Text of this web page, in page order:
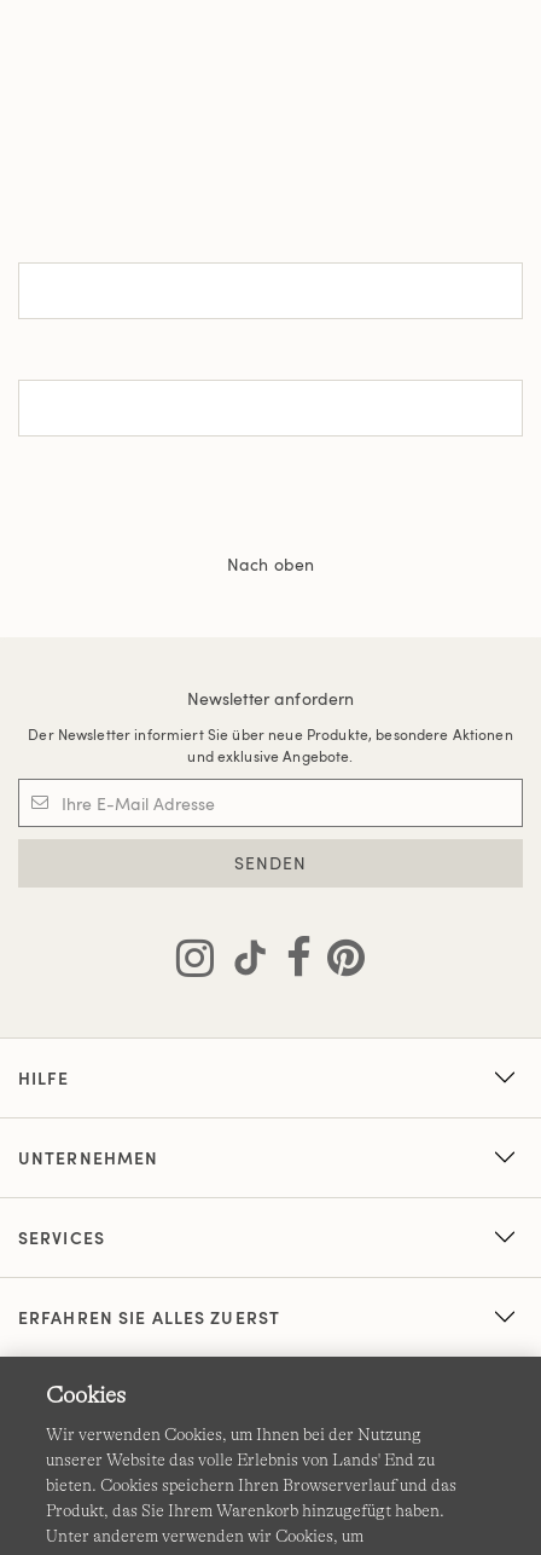
Nach oben
Newsletter anfordern
Der Newsletter informiert Sie über neue Produkte, besondere Aktionen
und exklusive Angebote.
SENDEN
HILFE
UNTERNEHMEN
SERVICES
ERFAHREN SIE ALLES ZUERST
AGB Datenschutz & Sicherheit
Cookies
Wir verwenden Cookies, um Ihnen bei der Nutzung
unserer Website das volle Erlebnis von Lands' End zu
bieten. Cookies speichern Ihren Browserverlauf und das
Produkt, das Sie Ihrem Warenkorb hinzugefügt haben.
Unter anderem verwenden wir Cookies, um